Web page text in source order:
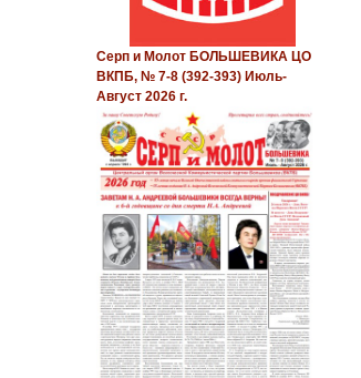
Серп и Молот БОЛЬШЕВИКА ЦО
ВКПБ, № 7-8 (392-393) Июль-
Август 2026 г.